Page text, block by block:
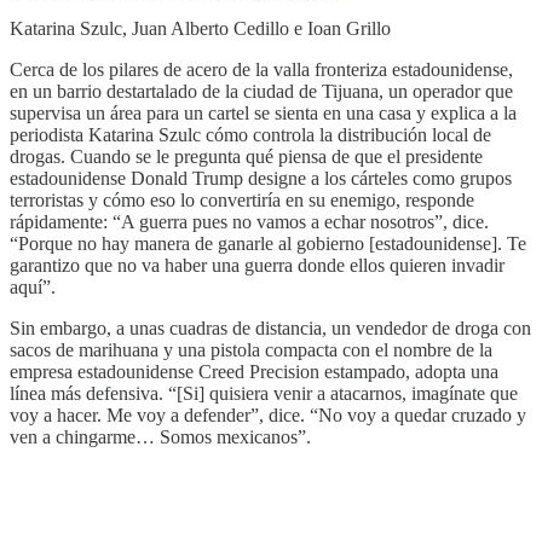
Katarina Szulc, Juan Alberto Cedillo e Ioan Grillo
Cerca de los pilares de acero de la valla fronteriza estadounidense,
en un barrio destartalado de la ciudad de Tijuana, un operador que
supervisa un área para un cartel se sienta en una casa y explica a la
periodista Katarina Szulc cómo controla la distribución local de
drogas. Cuando se le pregunta qué piensa de que el presidente
estadounidense Donald Trump designe a los cárteles como grupos
terroristas y cómo eso lo convertiría en su enemigo, responde
rápidamente: “A guerra pues no vamos a echar nosotros”, dice.
“Porque no hay manera de ganarle al gobierno [estadounidense]. Te
garantizo que no va haber una guerra donde ellos quieren invadir
aquí”.
Sin embargo, a unas cuadras de distancia, un vendedor de droga con
sacos de marihuana y una pistola compacta con el nombre de la
empresa estadounidense Creed Precision estampado, adopta una
línea más defensiva. “[Si] quisiera venir a atacarnos, imagínate que
voy a hacer. Me voy a defender”, dice. “No voy a quedar cruzado y
ven a chingarme… Somos mexicanos”.